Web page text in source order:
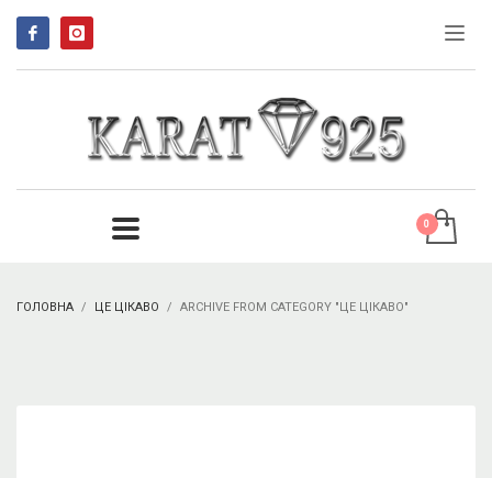
ГОЛОВНА ЦЕ ЦІКАВО ARCHIVE FROM CATEGORY "ЦЕ ЦІКАВО"